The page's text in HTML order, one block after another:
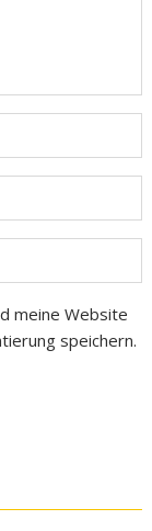
meine Website
speichern.